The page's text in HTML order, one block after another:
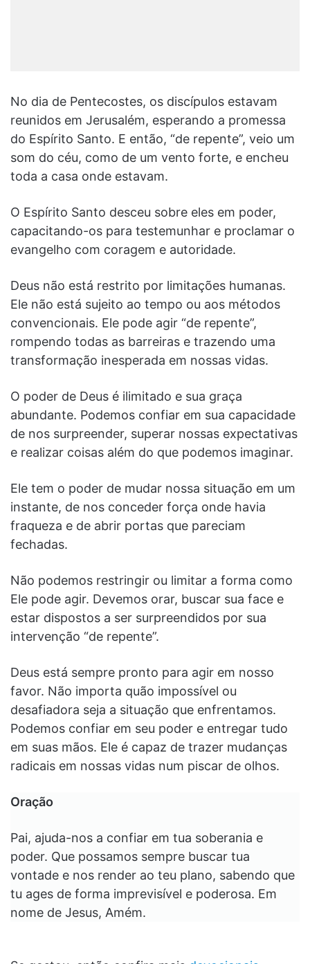
No dia de Pentecostes, os discípulos estavam
reunidos em Jerusalém, esperando a promessa
do Espírito Santo. E então, “de repente”, veio um
som do céu, como de um vento forte, e encheu
toda a casa onde estavam.
O Espírito Santo desceu sobre eles em poder,
capacitando-os para testemunhar e proclamar o
evangelho com coragem e autoridade.
Deus não está restrito por limitações humanas.
Ele não está sujeito ao tempo ou aos métodos
convencionais. Ele pode agir “de repente”,
rompendo todas as barreiras e trazendo uma
transformação inesperada em nossas vidas.
O poder de Deus é ilimitado e sua graça
abundante. Podemos confiar em sua capacidade
de nos surpreender, superar nossas expectativas
e realizar coisas além do que podemos imaginar.
Ele tem o poder de mudar nossa situação em um
instante, de nos conceder força onde havia
fraqueza e de abrir portas que pareciam
fechadas.
Não podemos restringir ou limitar a forma como
Ele pode agir. Devemos orar, buscar sua face e
estar dispostos a ser surpreendidos por sua
intervenção “de repente”.
Deus está sempre pronto para agir em nosso
favor. Não importa quão impossível ou
desafiadora seja a situação que enfrentamos.
Podemos confiar em seu poder e entregar tudo
em suas mãos. Ele é capaz de trazer mudanças
radicais em nossas vidas num piscar de olhos.
Oração
Pai, ajuda-nos a confiar em tua soberania e
poder. Que possamos sempre buscar tua
vontade e nos render ao teu plano, sabendo que
tu ages de forma imprevisível e poderosa. Em
nome de Jesus, Amém.